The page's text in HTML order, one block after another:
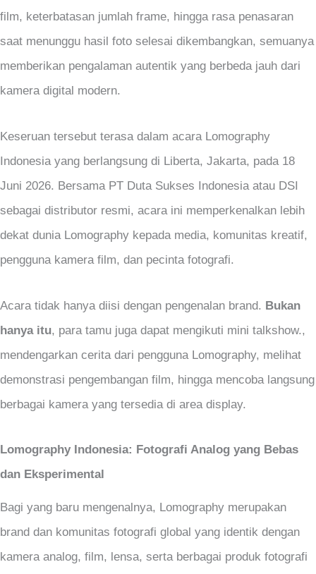
film, keterbatasan jumlah frame, hingga rasa penasaran
saat menunggu hasil foto selesai dikembangkan, semuanya
memberikan pengalaman autentik yang berbeda jauh dari
kamera digital modern.
Keseruan tersebut terasa dalam acara Lomography
Indonesia yang berlangsung di Liberta, Jakarta, pada 18
Juni 2026. Bersama PT Duta Sukses Indonesia atau DSI
sebagai distributor resmi, acara ini memperkenalkan lebih
dekat dunia Lomography kepada media, komunitas kreatif,
pengguna kamera film, dan pecinta fotografi.
Acara tidak hanya diisi dengan pengenalan brand. Bukan
hanya itu, para tamu juga dapat mengikuti mini talkshow.,
mendengarkan cerita dari pengguna Lomography, melihat
demonstrasi pengembangan film, hingga mencoba langsung
berbagai kamera yang tersedia di area display.
Lomography Indonesia: Fotografi Analog yang Bebas
dan Eksperimental
Bagi yang baru mengenalnya, Lomography merupakan
brand dan komunitas fotografi global yang identik dengan
kamera analog, film, lensa, serta berbagai produk fotografi